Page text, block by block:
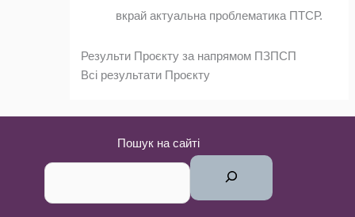
вкрай актуальна проблематика ПТСР.
Результи Проєкту за напрямом ПЗПСП
Всі результати Проєкту
Пошук на сайті